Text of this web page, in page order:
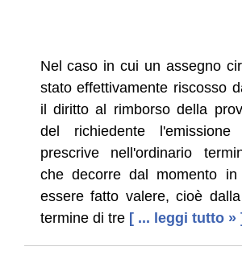
Nel caso in cui un assegno
stato effettivamente riscosso
il diritto al rimborso della
del richiedente
prescrive nell'ordinario
che decorre dal momento
essere fatto valere, cioè
termine di tre [ ... leggi tutto »